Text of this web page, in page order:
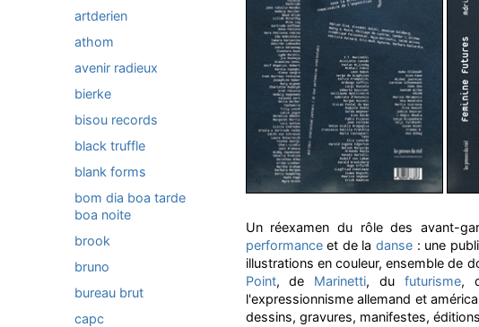
artderien
athom
avenir radieux
bierke
bisou records
black truffle
blank forms
bom dia boa tarde
boa noite
brook
bruno
bureau brut
capc
Un réexamen du rôle des avant-
performanceet de ladanse : une
illustrations en couleur, ensemble de
Point, de Marinetti, du futurisme,
l'expressionnisme allemand et
dessins, gravures, manifestes,